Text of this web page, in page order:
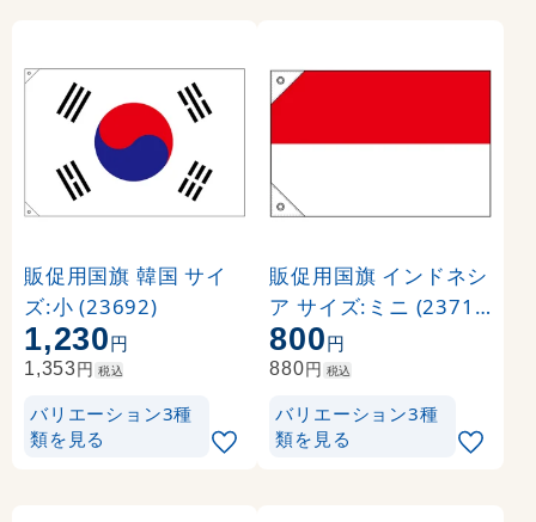
販促用国旗 韓国 サイ
ズ:小 (23692)
1,230円
1,353円 税込
バリエーション3種
類を見る
販促用国旗 インドネシ
ア サイズ:ミニ (23712
)
800円
880円 税込
バリエーション3種
類を見る